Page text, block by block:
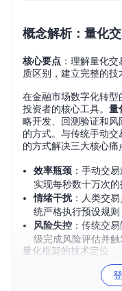
概念解析：量化
核心要点 ：理解量化
质区别，建立完整的技
在金融市场数字化转
投资者的核心工具。 量
略开发、回测验证和
的方式。与传统手动
的方式解决三大核心痛
效率瓶颈 ：手动交
实现每秒数十万次
情绪干扰：人类交
统严格执行预设规
风险失控 ：传统交
级完成风险评估并
量化框架的技术定位
量化交易框架并非简
。它连接市